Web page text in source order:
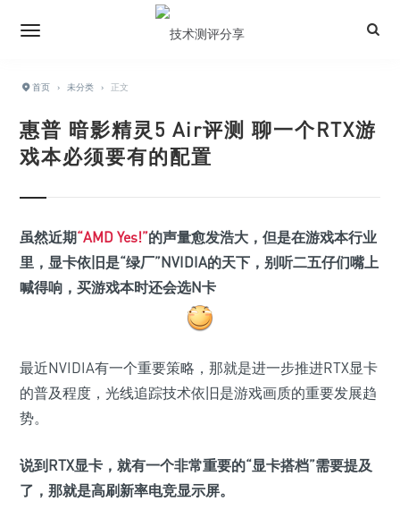
首页 › 未分类 › 正文
惠普 暗影精灵5 Air评测 聊一个RTX游
戏本必须要有的配置
虽然近期“AMD Yes!”的声量愈发浩大，但是在游戏本行业
里，显卡依旧是“绿厂”NVIDIA的天下，别听二五仔们嘴上
喊得响，买游戏本时还会选N卡
最近NVIDIA有一个重要策略，那就是进一步推进RTX显卡
的普及程度，光线追踪技术依旧是游戏画质的重要发展趋
势。
说到RTX显卡，就有一个非常重要的“显卡搭档”需要提及
了，那就是高刷新率电竞显示屏。